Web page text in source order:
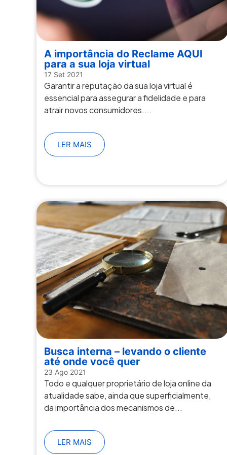
A importância do Reclame AQUI
para a sua loja virtual
17 Set 2021
Garantir a reputação da sua loja virtual é
essencial para assegurar a fidelidade e para
atrair novos consumidores....
LER MAIS
Busca interna – levando o cliente
até onde você quer
23 Ago 2021
Todo e qualquer proprietário de loja online da
atualidade sabe, ainda que superficialmente,
da importância dos mecanismos de...
LER MAIS